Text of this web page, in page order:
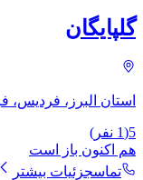
گلپایگان
استان البرز، فردیس،
5
(
1 نفر)
هم اکنون باز است
تماسجزئیات بیشتر